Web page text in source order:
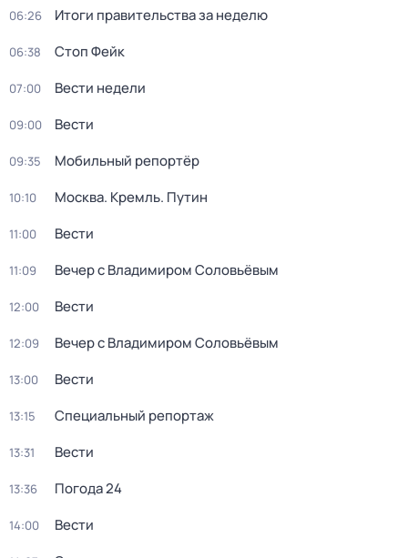
06:26 Итоги правительства за неделю
06:38 Стоп Фейк
07:00 Вести недели
09:00 Вести
09:35 Мобильный репортёр
10:10 Москва. Кремль. Путин
11:00 Вести
11:09 Вечер с Владимиром Соловьёвым
12:00 Вести
12:09 Вечер с Владимиром Соловьёвым
13:00 Вести
13:15 Специальный репортаж
13:31 Вести
13:36 Погода 24
14:00 Вести